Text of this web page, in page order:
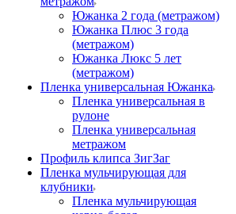
Южанка 2 года (метражом)
Южанка Плюс 3 года
(метражом)
Южанка Люкс 5 лет
(метражом)
Пленка универсальная Южанка
Пленка универсальная в
рулоне
Пленка универсальная
метражом
Профиль клипса ЗигЗаг
Пленка мульчирующая для
клубники
Пленка мульчирующая